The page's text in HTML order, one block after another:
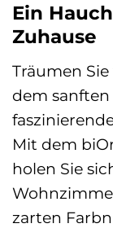
Ein
Zuhause
Träumen
dem
Mit dem
holen Sie
zarten